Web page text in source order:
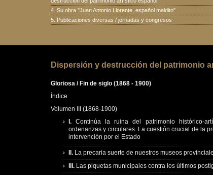
4. Su obra "Juan Antonio Llorente, español maldito"
5. Publicaciones diversas / jornadas y congresos
Dispersión y destrucción del patrimonio
Gloriosa / Fin de siglo (1868 - 1900)
Índice
Volumen III (1868-1900)
I. Continúa la ruina del patrimonio histórico-
ordenanzas y circulares. La cuestión crucial de la
intervención por el Estado
II. La precaria suerte de nuestros museos
III. Las piquetas municipales contra los últimos